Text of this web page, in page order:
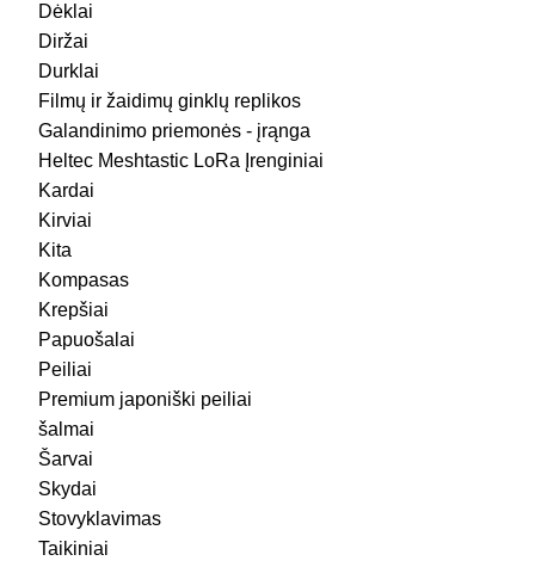
Dėklai
Diržai
Durklai
Filmų ir žaidimų ginklų replikos
Galandinimo priemonės - įrąnga
Heltec Meshtastic LoRa Įrenginiai
Kardai
Kirviai
Kita
Kompasas
Krepšiai
Papuošalai
Peiliai
Premium japoniški peiliai
šalmai
Šarvai
Skydai
Stovyklavimas
Taikiniai